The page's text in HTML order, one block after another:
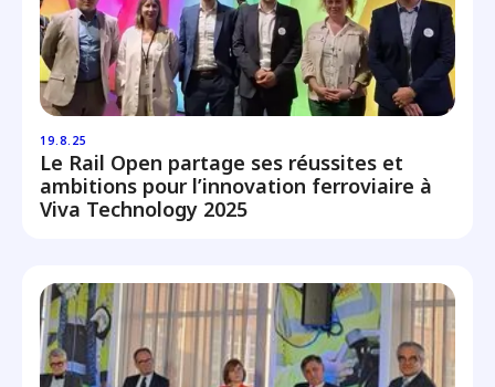
19.8.25
Le Rail Open partage ses réussites et
ambitions pour l’innovation ferroviaire à
Viva Technology 2025